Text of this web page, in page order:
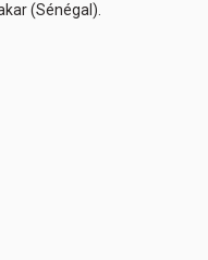
(Sénégal).